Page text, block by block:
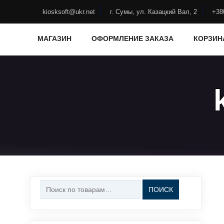
kiosksoft@ukr.net г. Сумы, ул. Казацкий Вал, 2
МАГАЗИН ОФОРМЛЕНИЕ ЗАКАЗА
Искать:
ПОИСК